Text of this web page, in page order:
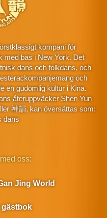
kompani för
med bas i New York. Det
dans och folkdans, och
och
en gudomlig kultur i Kina.
återuppväcker Shen Yun
神韻, kan översättas som:
dans
oss:
Jing World
gästbok